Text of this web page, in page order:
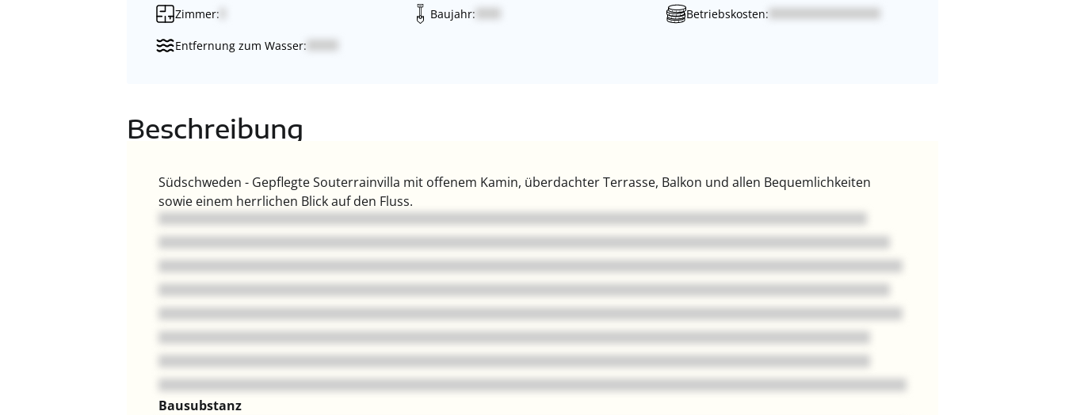
Zimmer: Baujahr: Betriebskosten:
Entfernung zum Wasser:
Beschreibung
Südschweden - Gepflegte Souterrainvilla mit offenem Kamin, überdachter Terrasse, Balkon und allen Bequemlichkeiten
sowie einem herrlichen Blick auf den Fluss.
Bausubstanz